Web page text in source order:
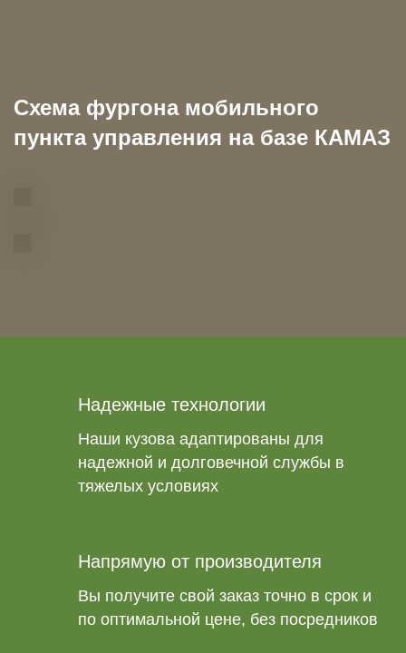
Схема фургона мобильного
пункта управления на базе КАМАЗ
Надежные технологии
Наши кузова адаптированы для
надежной и долговечной службы в
тяжелых условиях
Напрямую от производителя
Вы получите свой заказ точно в срок и
по оптимальной цене, без посредников